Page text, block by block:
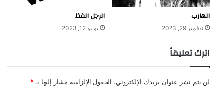
الهارب
نوفمبر 29, 2023
الرجل الفظ
يوليو 12, 2023
اترك تعليقاً
لن يتم نشر عنوان بريدك الإلكتروني. الحقول الإلزامية مشار إليها بـ *